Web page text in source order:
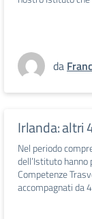
da
Irlanda: altri
Nel periodo
dell’Istituto hanno
Competenze
accompagnati da